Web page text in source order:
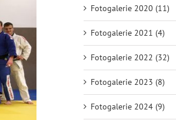
Fotogalerie 2020 (11)
Fotogalerie 2021 (4)
Fotogalerie 2022 (32)
Fotogalerie 2023 (8)
Fotogalerie 2024 (9)